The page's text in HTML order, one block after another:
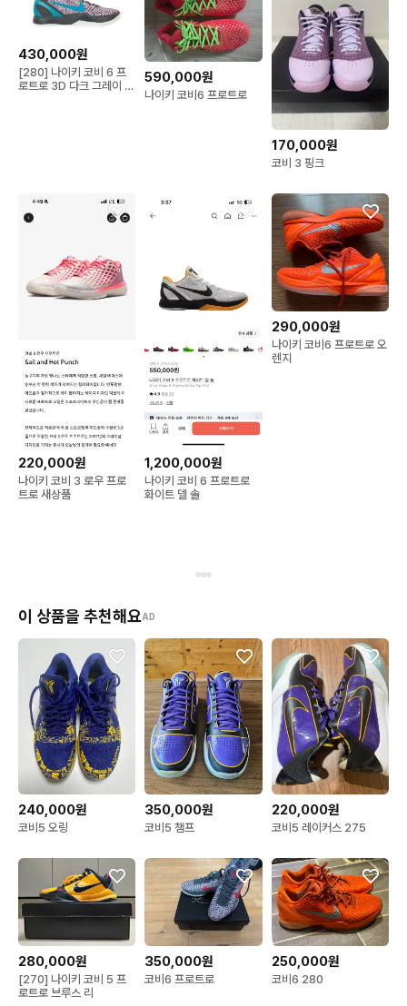
430,000원
[280] 나이키 코비 6 프
로트로 3D 다크 그레이 클
590,000원
나이키 코비6 프로트로
170,000원
코비 3 핑크
220,000원
나이키 코비 3 로우 프로
트로 새상품
1,200,000원
나이키 코비 6 프로트로
화이트 델 솔
290,000원
나이키 코비6 프로트로 오
렌지
이 상품을 추천해요AD
240,000원
코비5 오링
350,000원
코비5 챔프
220,000원
코비5 레이커스 275
280,000원
[270] 나이키 코비 5 프
로트로 브루스 리
350,000원
코비6 프로트로
250,000원
코비6 280